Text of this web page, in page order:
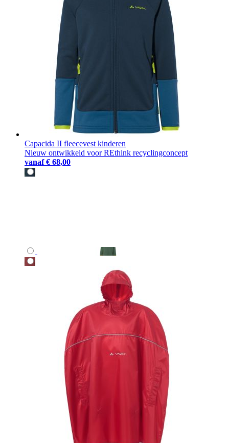
Capacida II fleecevest kinderen
Nieuw ontwikkeld voor REthink recyclingconcept
vanaf € 68,00